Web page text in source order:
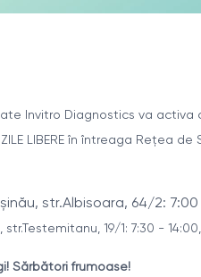
Invitro Diagnostics va activa
LIBERE în întreaga Rețea
str.Albisoara, 64/2:
19/1: 7:30 -
Sărbători frumoase!